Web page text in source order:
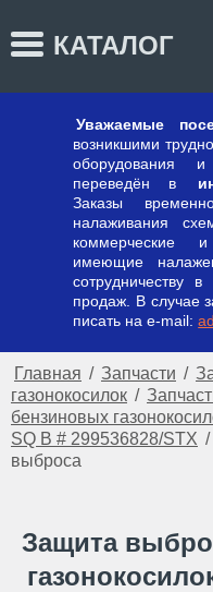
КАТАЛОГ
Уважаемые
возникшими
оборудования
переведён в
Заказы
налаживания
коммерческие и
имеющие
сотрудничеству
продаж. В случае
писать на e-mail:
Главная / Запчасти /
газонокосилок /
бензиновых
SQ B # 299536828/STX /
выброса
Защита